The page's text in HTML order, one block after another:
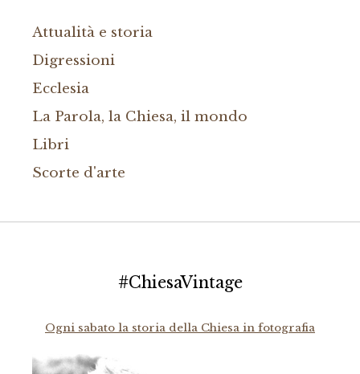
Attualità e storia
Digressioni
Ecclesia
La Parola, la Chiesa, il mondo
Libri
Scorte d'arte
#ChiesaVintage
Ogni sabato la storia della Chiesa in fotografia